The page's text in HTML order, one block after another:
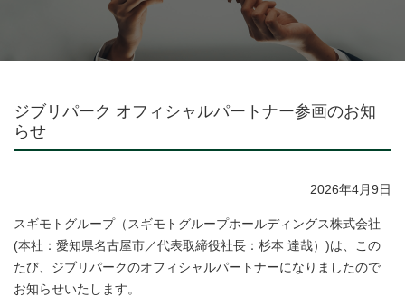
ジブリパーク オフィシャルパートナー参画のお知
らせ
2026年4月9日
スギモトグループ（スギモトグループホールディングス株式会社
(本社：愛知県名古屋市／代表取締役社長：杉本 達哉）)は、この
たび、ジブリパークのオフィシャルパートナーになりましたので
お知らせいたします。